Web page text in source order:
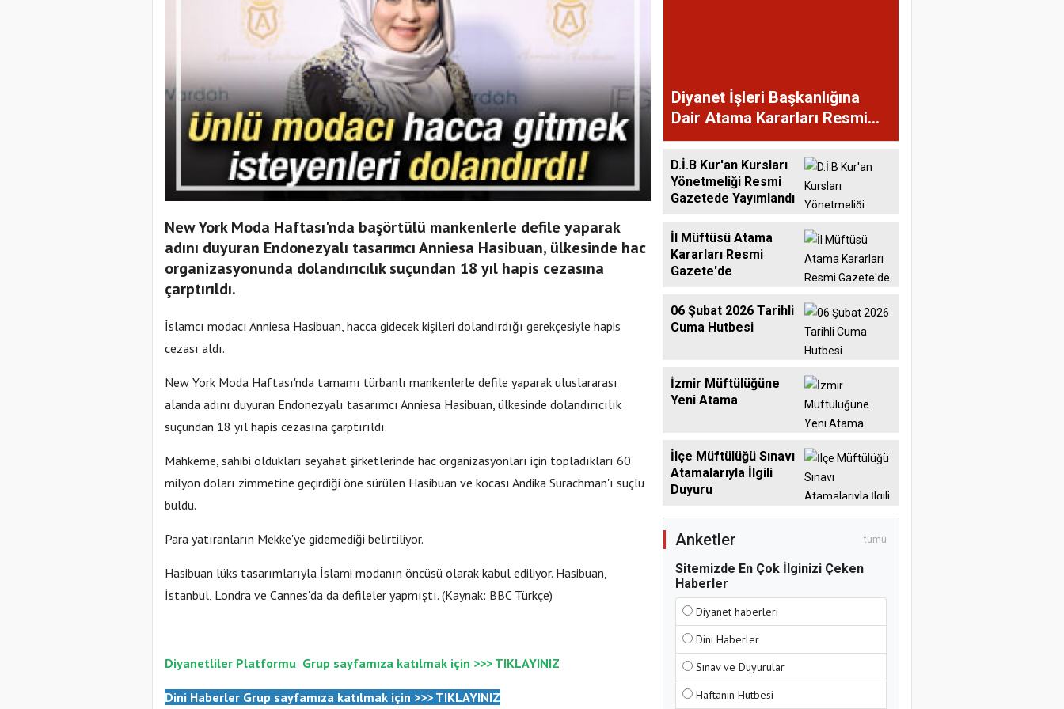
New York Moda Haftası'nda başörtülü mankenlerle defile yaparak
adını duyuran Endonezyalı tasarımcı Anniesa Hasibuan, ülkesinde hac
organizasyonunda dolandırıcılık suçundan 18 yıl hapis cezasına
çarptırıldı.
İslamcı modacı Anniesa Hasibuan, hacca gidecek kişileri dolandırdığı gerekçesiyle hapis
cezası aldı.
New York Moda Haftası'nda tamamı türbanlı mankenlerle defile yaparak uluslararası
alanda adını duyuran Endonezyalı tasarımcı Anniesa Hasibuan, ülkesinde dolandırıcılık
suçundan 18 yıl hapis cezasına çarptırıldı.
Mahkeme, sahibi oldukları seyahat şirketlerinde hac organizasyonları için topladıkları 60
milyon doları zimmetine geçirdiği öne sürülen Hasibuan ve kocası Andika Surachman'ı suçlu
buldu.
Para yatıranların Mekke'ye gidemediği belirtiliyor.
Hasibuan lüks tasarımlarıyla İslami modanın öncüsü olarak kabul ediliyor. Hasibuan,
İstanbul, Londra ve Cannes'da da defileler yapmıştı. (Kaynak: BBC Türkçe)
Diyanetliler Platformu Grup sayfamıza katılmak için >>> TIKLAYINIZ
Dini Haberler Grup sayfamıza katılmak için >>> TIKLAYINIZ
Diyanet İşleri Başkanlığına
Dair Atama Kararları Resmi
Gazete'de
D.İ.B Kur'an Kursları
Yönetmeliği Resmi
Gazetede Yayımlandı
İl Müftüsü Atama
Kararları Resmi
Gazete'de
06 Şubat 2026 Tarihli
Cuma Hutbesi
İzmir Müftülüğüne
Yeni Atama
İlçe Müftülüğü Sınavı
Atamalarıyla İlgili
Duyuru
Anketler tümü
Sitemizde En Çok İlginizi Çeken
Haberler
Diyanet haberleri
Dini Haberler
Sınav ve Duyurular
Haftanın Hutbesi